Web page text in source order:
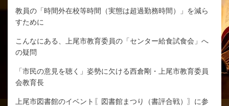
教員の「時間外在校等時間（実態は超過勤務時間）」を減ら
すために
こんなにある、上尾市教育委員の「センター給食試食会」へ
の疑問
「市民の意見を聴く」姿勢に欠ける西倉剛・上尾市教育委員
会教育長
上尾市図書館のイベント〖図書館まつり（書評合戦）〗に参